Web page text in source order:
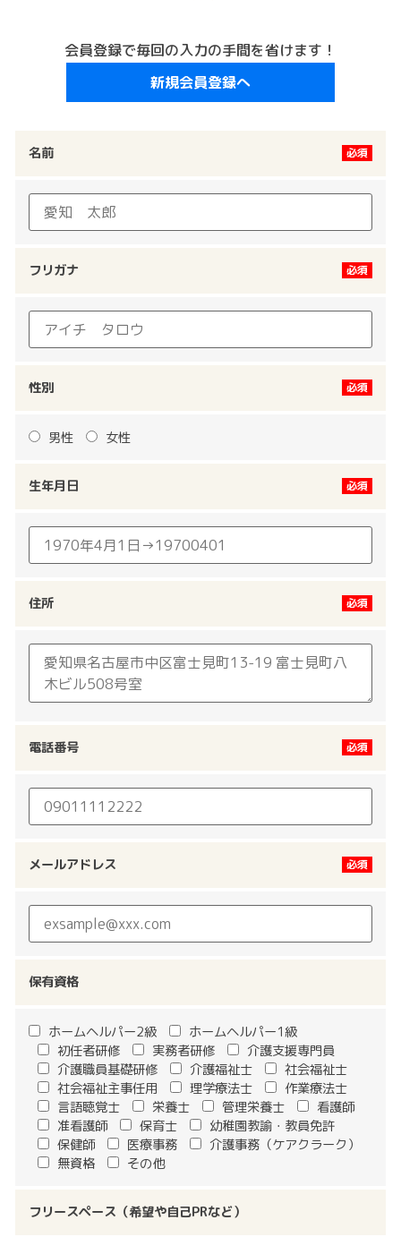
会員登録で毎回の入力の手間を省けます！
新規会員登録へ
名前
フリガナ
性別
男性 女性
生年月日
住所
電話番号
メールアドレス
保有資格
ホームヘルパー2級
ホームヘルパー1級
初任者研修
実務者研修
介護支援専門員
介護職員基礎研修
介護福祉士
社会福祉士
社会福祉主事任用
理学療法士
作業療法士
言語聴覚士
栄養士 管理栄養士
看護師
准看護師
保育士
幼稚園教諭・教員免許
保健師
医療事務
介護事務（ケアクラーク）
無資格
その他
フリースペース（希望や自己PRなど）